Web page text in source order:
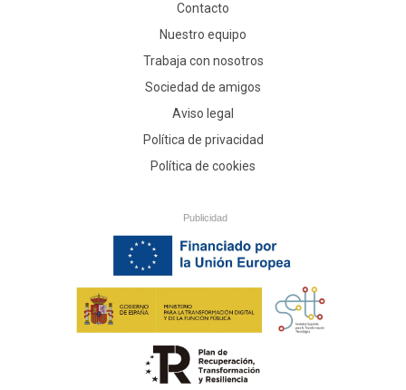
Contacto
Nuestro equipo
Trabaja con nosotros
Sociedad de amigos
Aviso legal
Política de privacidad
Política de cookies
Publicidad